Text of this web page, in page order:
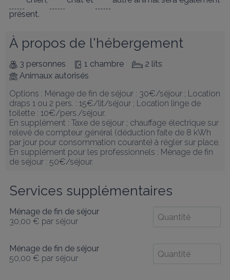
présent.
À propos de l'hébergement
3 personnes 1 chambre
2 lits
Animaux autorisés
Options : Ménage de fin de séjour : 30€/séjour ; Location
draps 1 ou 2 pers. : 15€/lit/séjour ; Location linge de
toilette : 10€/pers./séjour.
En supplément : Taxe de séjour ; chauffage électrique sur
relevé de compteur général (déduction faite de 8 kWh
par jour pour consommation courante) à régler sur place.
En supplément pour les professionnels : Ménage de fin
de séjour : 50€/séjour.
Services supplémentaires
Ménage de fin de séjour
30,00 € par séjour
Ménage de fin de séjour
50,00 € par séjour